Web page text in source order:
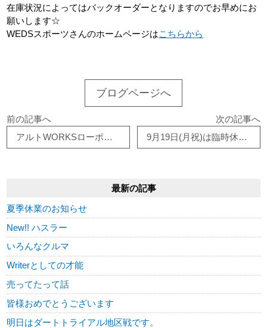
在庫状況によってはバックオーダーとなりますのでお早めにお
願いします☆
WEDSスポーツさんのホームページはこちらから
ブログページへ
前の記事へ
アルトWORKSローポジ化
次の記事へ
9月19日(月祝)は臨時休業とさせていただきます。
最新の記事
夏季休業のお知らせ
New!! ハスラー
いろんなクルマ
Writerとしての才能
売ってたって話
皆様おめでとうございます
明日はダートトライアル地区戦です。